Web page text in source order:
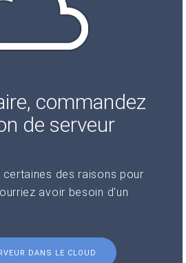
commandez
de serveur
certaines des raisons pour
avoir besoin d'un
DANS LE CLOUD